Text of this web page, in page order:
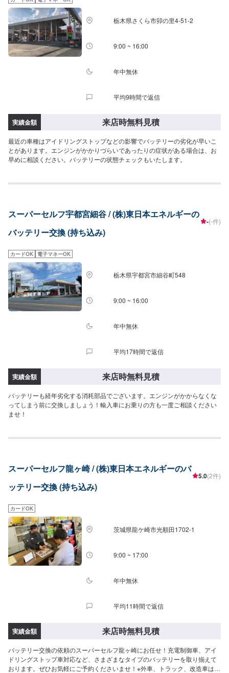
お伝えください。ご案内いたします。【定休日・営業時間】定休日：日曜
日、祝日、第二土曜日営業時間：8:30~17:30
栃木県さくら市卯の里4-51-2
9:00 ~ 16:00
年中無休
平均9時間で返信
実績金額 来店時無料見積
最近の車種はアイドリングストップなどの影響でバッテリーの劣化が早いこ
とがあります。エンジンがかかりづらいであったりの症状がある場合は、お
早めに相談ください。バッテリーの状態チェックもいたします。
スーパーセルフ宇都宮細谷 / (株)東日本エネルギーの
バッテリー交換 (持ち込み)
-(-件)
カードOK 電子マネーOK
栃木県宇都宮市細谷町548
9:00 ~ 16:00
年中無休
平均17時間で返信
実績金額 来店時無料見積
バッテリーも経年劣化する消耗部品でございます。エンジンがかからなくな
ってしまう前に交換しましょう！輸入車にお乗りの方も一度ご相談ください
ませ！
スーパーセルフ龍ヶ崎 / (株)東日本エネルギーのバ
ッテリー交換 (持ち込み)
5.0(2件)
カードOK
茨城県龍ケ崎市光順田1702-1
9:00 ~ 17:00
年中無休
平均11時間で返信
実績金額 来店時無料見積
バッテリー交換の依頼のスーパーセルフ龍ヶ崎にお任せ！充電制御車、アイ
ドリングストップ車対応など、さまざまなタイプのバッテリーを取り揃えて
おります。ぜひお気軽にご予約くださいませ！※外車、トラック、改造車はお